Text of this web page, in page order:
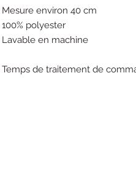
Mesure environ 40 cm
100% polyester
Lavable en machine
Temps de traitement de